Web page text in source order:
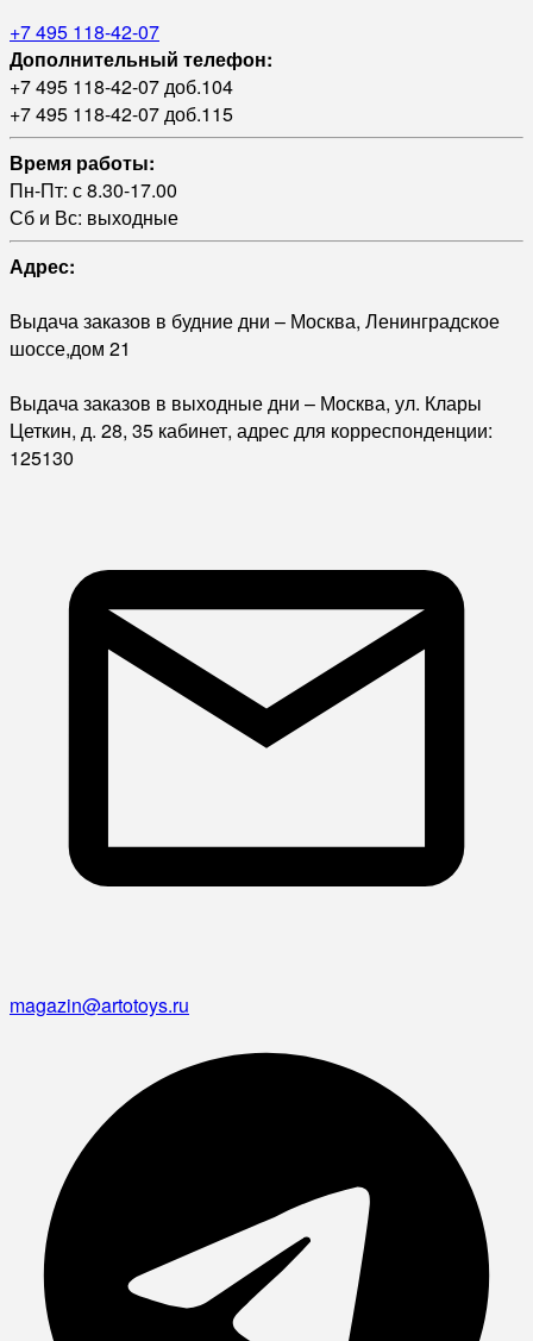
+7 495 118-42-07
Дополнительный телефон:
+7 495 118-42-07 доб.104
+7 495 118-42-07 доб.115
Время работы:
Пн-Пт: с 8.30-17.00
Сб и Вс: выходные
Адрес:
Выдача заказов в будние дни – Москва, Ленинградское
шоссе,дом 21
Выдача заказов в выходные дни – Москва, ул. Клары
Цеткин, д. 28, 35 кабинет, адрес для корреспонденции:
125130
magazin@artotoys.ru